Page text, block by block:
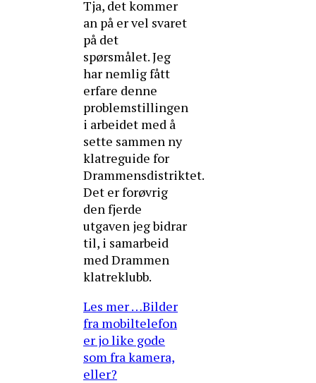
Tja, det kommer
an på er vel svaret
på det
spørsmålet. Jeg
har nemlig fått
erfare denne
problemstillingen
i arbeidet med å
sette sammen ny
klatreguide for
Drammensdistriktet.
Det er forøvrig
den fjerde
utgaven jeg bidrar
til, i samarbeid
med Drammen
klatreklubb.
Les mer …Bilder
fra mobiltelefon
er jo like gode
som fra kamera,
eller?